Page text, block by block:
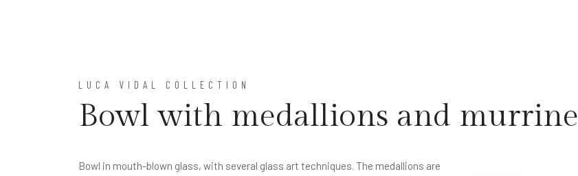
LUCA VIDAL COLLECTION
Bowl with medallions and murrine
Bowl in mouth-blown glass, with several glass art techniques. The medallions are